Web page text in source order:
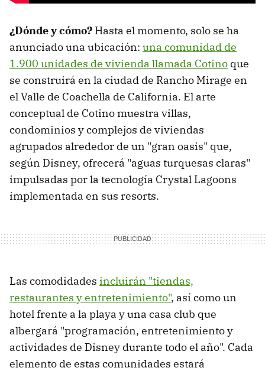
¿Dónde y cómo? Hasta el momento, solo se ha
anunciado una ubicación: una comunidad de
1.900 unidades de vivienda llamada Cotino que
se construirá en la ciudad de Rancho Mirage en
el Valle de Coachella de California. El arte
conceptual de Cotino muestra villas,
condominios y complejos de viviendas
agrupados alrededor de un "gran oasis" que,
según Disney, ofrecerá "aguas turquesas claras"
impulsadas por la tecnología Crystal Lagoons
implementada en sus resorts.
Las comodidades incluirán "tiendas,
restaurantes y entretenimiento", así como un
hotel frente a la playa y una casa club que
albergará "programación, entretenimiento y
actividades de Disney durante todo el año". Cada
elemento de estas comunidades estará